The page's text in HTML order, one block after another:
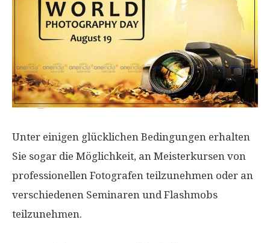
Unter einigen glücklichen Bedingungen erhalten
Sie sogar die Möglichkeit, an Meisterkursen von
professionellen Fotografen teilzunehmen oder an
verschiedenen Seminaren und Flashmobs
teilzunehmen.